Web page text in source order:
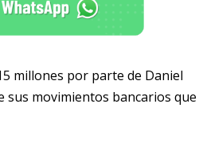
millones por parte de Daniel
sus movimientos bancarios que